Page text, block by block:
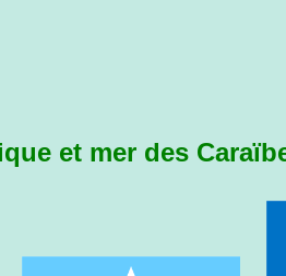
et mer des